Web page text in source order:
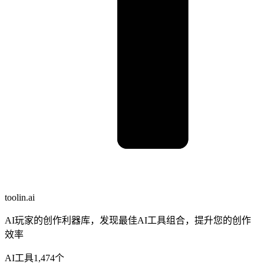
toolin.ai
AI玩家的创作利器库，发现最佳AI工具组合，提升您的创作
效率
AI工具1,474个